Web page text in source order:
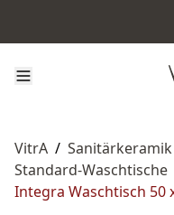
VitrA / Sanitärkeramik
Standard-Waschtische
Integra Waschtisch 50